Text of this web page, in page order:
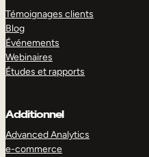
Témoignages clients
Blog
Événements
Webinaires
Études et rapports
Additionnel
Advanced Analytics
e-commerce